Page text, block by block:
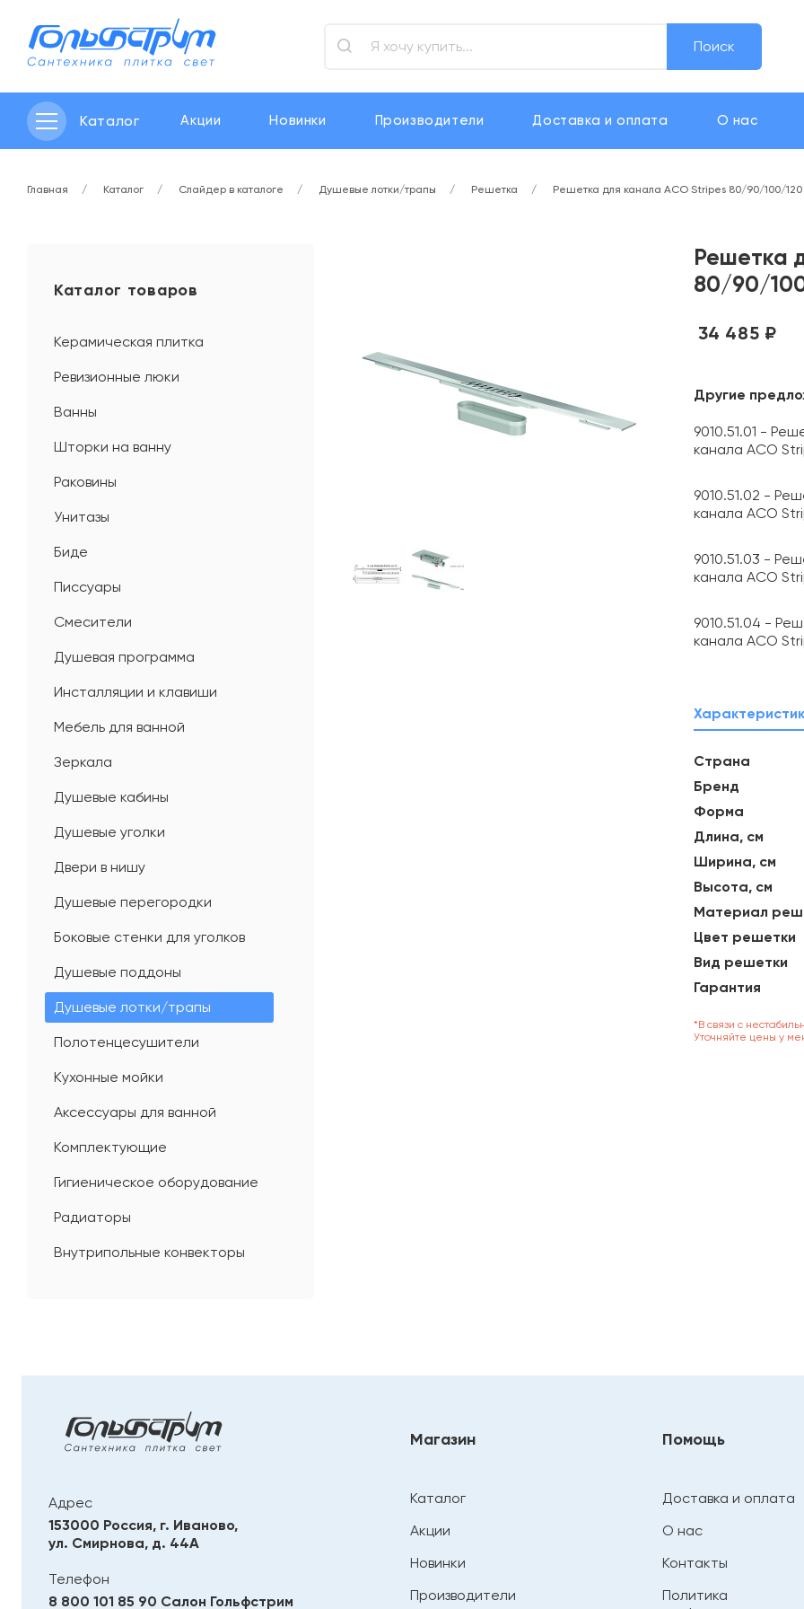
Поиск
Каталог Акции Новинки Производители Доставка и оплата О нас
Главная Каталог Слайдер в каталоге Душевые лотки/трапы Решетка Решетка для канала ACO Stripes 80/90/100/120
Каталог товаров
Керамическая плитка
Ревизионные люки
Ванны
Шторки на ванну
Раковины
Унитазы
Биде
Писсуары
Смесители
Душевая программа
Инсталляции и клавиши
Мебель для ванной
Зеркала
Душевые кабины
Душевые уголки
Двери в нишу
Душевые перегородки
Боковые стенки для уголков
Душевые поддоны
Душевые лотки/трапы
Полотенцесушители
Кухонные мойки
Аксессуары для ванной
Комплектующие
Гигиеническое оборудование
Радиаторы
Внутрипольные конвекторы
Решетка
80/90/
34 485 ₽
Другие
9010.51.01 -
канала ACO
9010.51.02 -
канала ACO
9010.51.03 -
канала ACO
9010.51.04 -
канала ACO
Страна
Бренд
Форма
Длина, см
Ширина, см
Высота, см
Материал
Цвет решетки
Вид решетки
Гарантия
*В связи с
Уточняйте цены у
Адрес
153000 Россия, г. Иваново,
ул. Смирнова, д. 44А
Телефон
8 800 101 85 90 Салон Гольфстрим
Магазин
Каталог
Акции
Новинки
Производители
Помощь
Доставка и оплата
О нас
Контакты
Политика